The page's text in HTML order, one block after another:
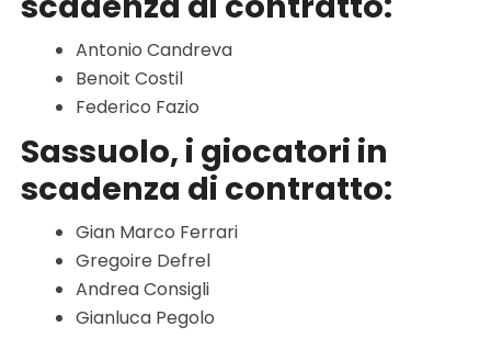
Antonio Candreva
Benoit Costil
Federico Fazio
Sassuolo, i giocatori in
scadenza di contratto:
Gian Marco Ferrari
Gregoire Defrel
Andrea Consigli
Gianluca Pegolo